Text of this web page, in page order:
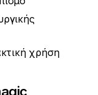
χρήση